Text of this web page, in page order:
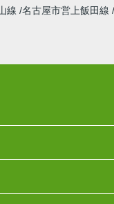
線 名古屋市営上飯田線